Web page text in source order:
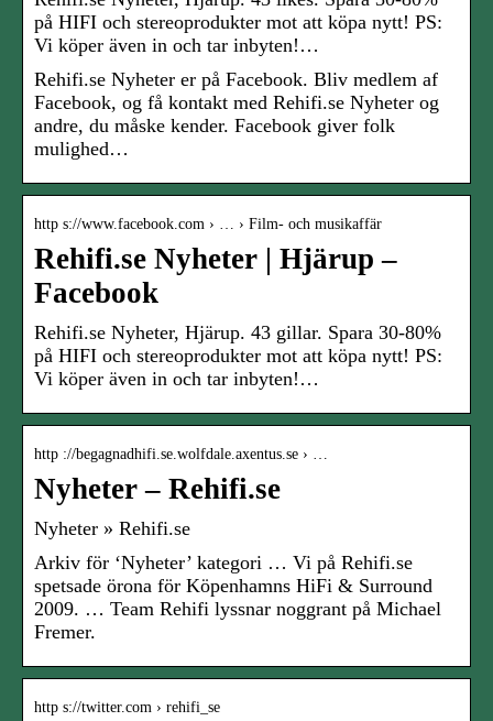
på HIFI och stereoprodukter mot att köpa nytt! PS:
Vi köper även in och tar inbyten!…
Rehifi.se Nyheter er på Facebook. Bliv medlem af
Facebook, og få kontakt med Rehifi.se Nyheter og
andre, du måske kender. Facebook giver folk
mulighed…
http s://www.facebook.com › … › Film- och musikaffär
Rehifi.se Nyheter | Hjärup –
Facebook
Rehifi.se Nyheter, Hjärup. 43 gillar. Spara 30-80%
på HIFI och stereoprodukter mot att köpa nytt! PS:
Vi köper även in och tar inbyten!…
http ://begagnadhifi.se.wolfdale.axentus.se › …
Nyheter – Rehifi.se
Nyheter » Rehifi.se
Arkiv för ‘Nyheter’ kategori … Vi på Rehifi.se
spetsade örona för Köpenhamns HiFi & Surround
2009. … Team Rehifi lyssnar noggrant på Michael
Fremer.
http s://twitter.com › rehifi_se